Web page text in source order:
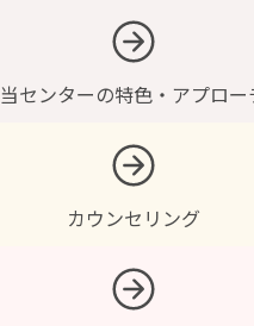
当センターの特色・アプロー
カウンセリング